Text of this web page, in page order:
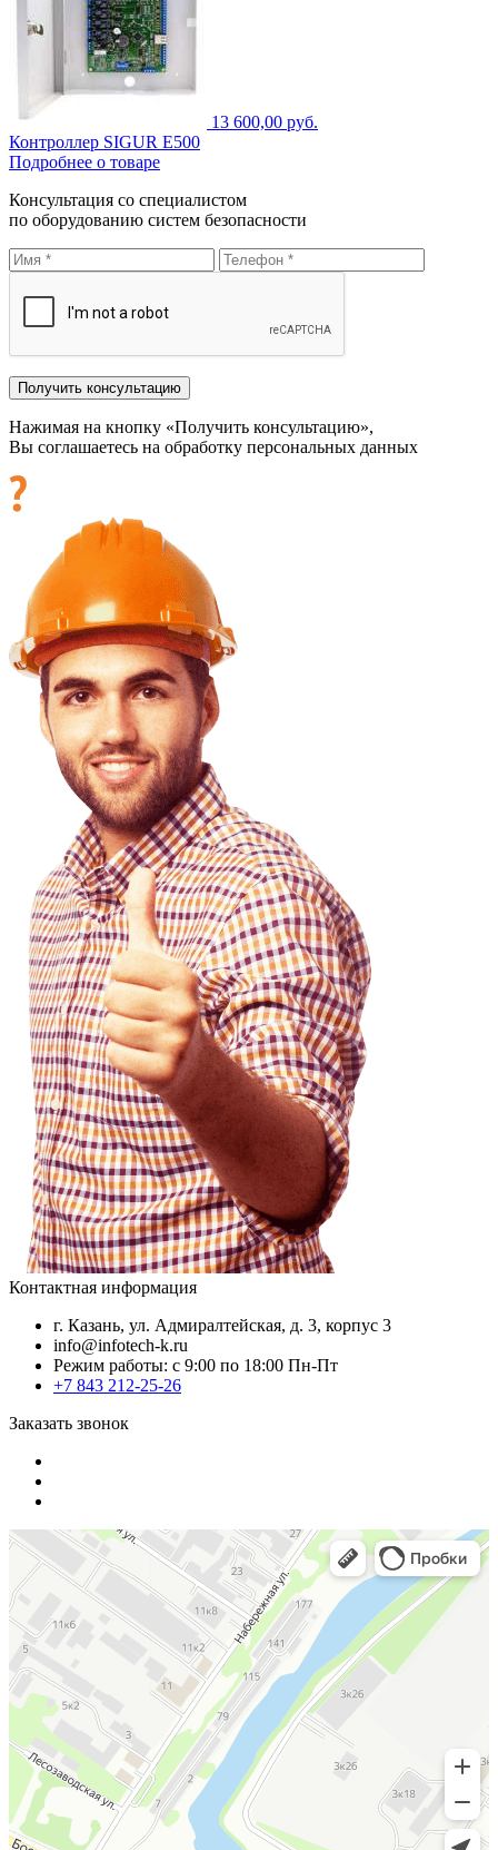
13 600,00 руб.
Контроллер SIGUR E500
Подробнее о товаре
Консультация со специалистом
по оборудованию систем безопасности
Нажимая на кнопку «Получить консультацию»,
Вы соглашаетесь на обработку персональных данных
Контактная информация
г. Казань, ул. Адмиралтейская, д. 3, корпус 3
info@infotech-k.ru
Режим работы: с 9:00 по 18:00 Пн-Пт
+7 843 212-25-26
Заказать звонок